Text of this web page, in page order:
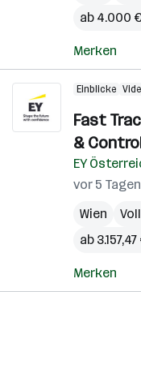
ab 4.000
Merken
Einblicke
Fast
&
EY
vor 5
Wien
ab
Merken